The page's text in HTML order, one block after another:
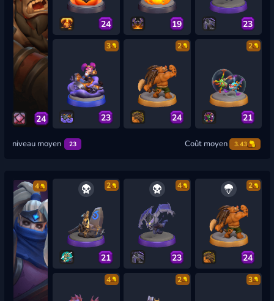
24
24 19 23
3
23
2
24
2
21
niveau moyen 23 Coût moyen 3.43
4 2
21
4
23
2
24
4 2 3